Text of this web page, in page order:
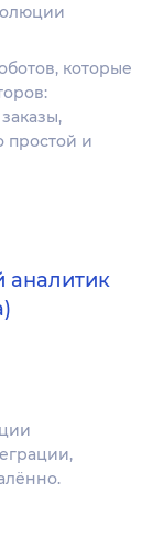
которые
простой и
аналитик